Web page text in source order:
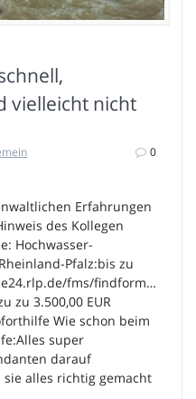
vielleicht nicht
0
Erfahrungen
des Kollegen
Hochwasser-
Pfalz:bis zu
fms/findform…
zu 3.500,00 EUR
Wie schon beim
super
darauf
sie alles richtig gemacht